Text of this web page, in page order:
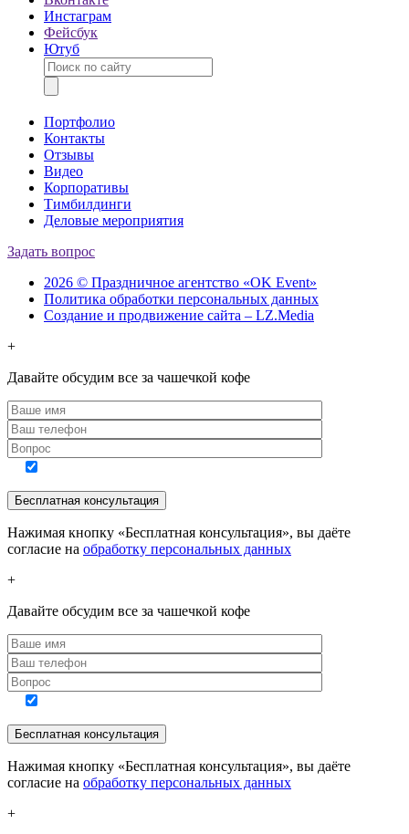
Инстаграм
Фейсбук
Ютуб
Портфолио
Контакты
Отзывы
Видео
Корпоративы
Тимбилдинги
Деловые мероприятия
Задать вопрос
2026 © Праздничное агентство «OK Event»
Политика обработки персональных данных
Создание и продвижение сайта – LZ.Media
+
Давайте обсудим все за чашечкой кофе
Нажимая кнопку «Бесплатная консультация», вы даёте
согласие на обработку персональных данных
+
Давайте обсудим все за чашечкой кофе
Нажимая кнопку «Бесплатная консультация», вы даёте
согласие на обработку персональных данных
+